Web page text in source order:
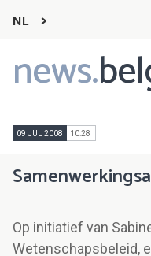
NL
news.
Main
navigation
09 JUL 2008 10:28
Op initiatief van
Wetenschapsbeleid,